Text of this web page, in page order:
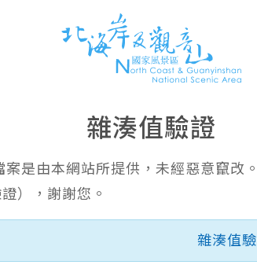
雜湊值驗證
是由本網站所提供，未經惡意竄改
），謝謝您。
雜湊值